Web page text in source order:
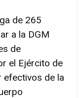
de 265
a la DGM
de
el Ejército de
efectivos de la